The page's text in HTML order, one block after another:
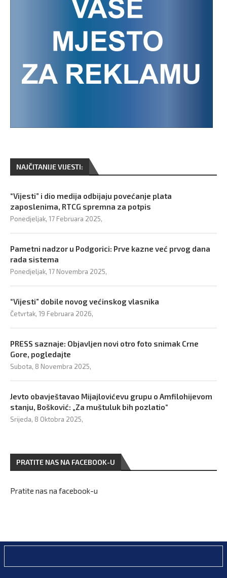
NAJČITANIJE VIJESTI:
“Vijesti” i dio medija odbijaju povećanje plata
zaposlenima, RTCG spremna za potpis
Ponedjeljak, 17 Februara 2025,
Pametni nadzor u Podgorici: Prve kazne već prvog dana
rada sistema
Ponedjeljak, 17 Novembra 2025,
“Vijesti” dobile novog većinskog vlasnika
Četvrtak, 19 Februara 2026,
PRESS saznaje: Objavljen novi otro foto snimak Crne
Gore, pogledajte
Subota, 8 Novembra 2025,
Jevto obavještavao Mijajlovićevu grupu o Amfilohijevom
stanju, Bošković: „Za muštuluk bih pozlatio“
Srijeda, 8 Oktobra 2025,
PRATITE NAS NA FACEBOOK-U
Pratite nas na facebook-u